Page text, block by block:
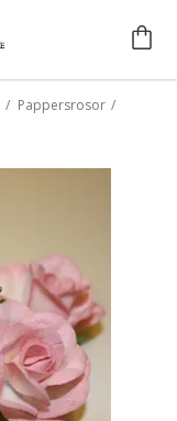
/ Pappersrosor /